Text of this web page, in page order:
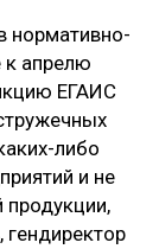
нормативно-
апрелю
ЕГАИС
либо
и не
продукции,
гендиректор